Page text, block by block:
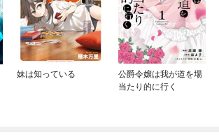
妹は知っている
公爵令嬢は我が道を場
当たり的に行く